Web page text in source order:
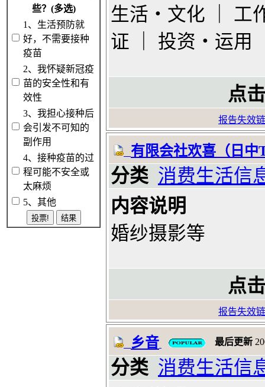
些？(多选)
1、生活预防就
好，不需要接种
疫苗
2、我怀疑新冠疫
苗的安全性和有
效性
3、我担心接种后
会引发不可知的
副作用
4、接种疫苗的过
程可能不安全或
太麻烦
5、其他
生活・文化 ｜ 工
证 ｜ 投资・运
点
报告失效
有限会社欢喜（日中
分类 消费生活信
内容说明
婚纱摄影等
点
报告失效
乡音 最后更新
分类 消费生活信